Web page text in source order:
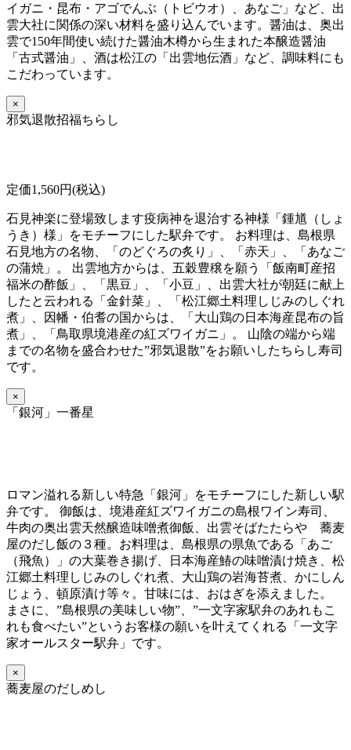
イガニ・昆布・アゴでんぶ（トビウオ）、あなご」など、出
雲大社に関係の深い材料を盛り込んでいます。醤油は、奥出
雲で150年間使い続けた醤油木樽から生まれた本醸造醤油
「古式醤油」、酒は松江の「出雲地伝酒」など、調味料にも
こだわっています。
×
邪気退散招福ちらし
定価1,560円(税込)
石見神楽に登場致します疫病神を退治する神様「鍾馗（しょ
うき）様」をモチーフにした駅弁です。 お料理は、島根県
石見地方の名物、「のどぐろの炙り」、「赤天」、「あなご
の蒲焼」。 出雲地方からは、五穀豊穣を願う「飯南町産招
福米の酢飯」、「黒豆」、「小豆」、出雲大社が朝廷に献上
したと云われる「金針菜」、「松江郷土料理しじみのしぐれ
煮」、因幡・伯耆の国からは、「大山鶏の日本海産昆布の旨
煮」、「鳥取県境港産の紅ズワイガニ」。 山陰の端から端
までの名物を盛合わせた”邪気退散”をお願いしたちらし寿司
です。
×
「銀河」一番星
ロマン溢れる新しい特急「銀河」をモチーフにした新しい駅
弁です。 御飯は、境港産紅ズワイガニの島根ワイン寿司、
牛肉の奥出雲天然醸造味噌煮御飯、出雲そばたたらや 蕎麦
屋のだし飯の３種。お料理は、島根県の県魚である「あご
（飛魚）」の大葉巻き揚げ、日本海産鰆の味噌漬け焼き、松
江郷土料理しじみのしぐれ煮、大山鶏の岩海苔煮、かにしん
じょう、頓原漬け等々。甘味には、おはぎを添えました。
まさに、”島根県の美味しい物”、”一文字家駅弁のあれもこ
れも食べたい”というお客様の願いを叶えてくれる「一文字
家オールスター駅弁」です。
×
蕎麦屋のだしめし